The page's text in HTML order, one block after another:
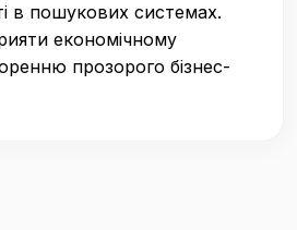
в пошукових системах.
економічному
прозорого бізнес-